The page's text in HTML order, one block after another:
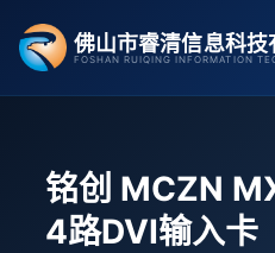
容
佛山市睿清信息科技
FOSHAN RUIQING INFORMATION
铭创 MCZN
4路DVI输入卡